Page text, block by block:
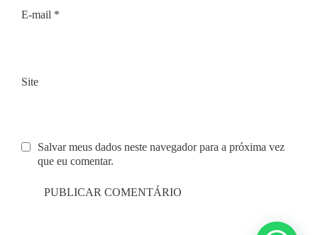
E-mail *
Site
Salvar meus dados neste navegador para a próxima vez
que eu comentar.